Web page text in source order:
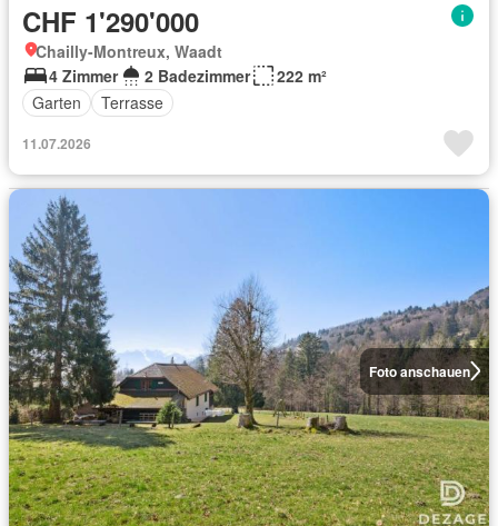
CHF 1'290'000
Chailly-Montreux, Waadt
4 Zimmer
2 Badezimmer
222 m²
Garten
Terrasse
11.07.2026
Foto anschauen